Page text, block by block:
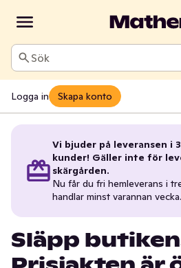
Sök
Logga in Skapa konto
Vi bjuder på leveransen i
kunder! Gäller inte för
skärgården.
Nu får du fri hemleverans i
handlar minst varannan
Släpp